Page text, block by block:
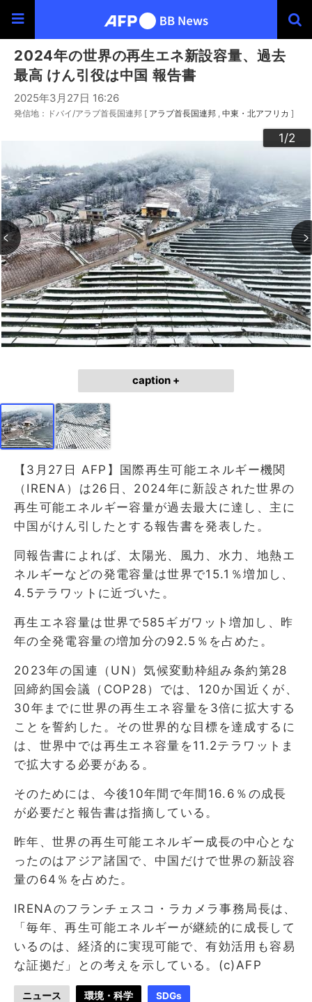
2024年の世界の再生エネ新設容量、過去
最高 けん引役は中国 報告書
2025年3月27日 16:26
発信地：ドバイ/アラブ首長国連邦 [ アラブ首長国連邦 中東・北アフリカ ]
1/2
2/2
caption +
【3月27日 AFP】国際再生可能エネルギー機関
（IRENA）は26日、2024年に新設された世界の
再生可能エネルギー容量が過去最大に達し、主に
中国がけん引したとする報告書を発表した。
同報告書によれば、太陽光、風力、水力、地熱エ
ネルギーなどの発電容量は世界で15.1％増加し、
4.5テラワットに近づいた。
再生エネ容量は世界で585ギガワット増加し、昨
年の全発電容量の増加分の92.5％を占めた。
2023年の国連（UN）気候変動枠組み条約第28
回締約国会議（COP28）では、120か国近くが、
30年までに世界の再生エネ容量を3倍に拡大する
ことを誓約した。その世界的な目標を達成するに
は、世界中では再生エネ容量を11.2テラワットま
で拡大する必要がある。
そのためには、今後10年間で年間16.6％の成長
が必要だと報告書は指摘している。
昨年、世界の再生可能エネルギー成長の中心とな
ったのはアジア諸国で、中国だけで世界の新設容
量の64％を占めた。
IRENAのフランチェスコ・ラカメラ事務局長は、
「毎年、再生可能エネルギーが継続的に成長して
いるのは、経済的に実現可能で、有効活用も容易
な証拠だ」との考えを示している。(c)AFP
ニュース 環境・科学 SDGs